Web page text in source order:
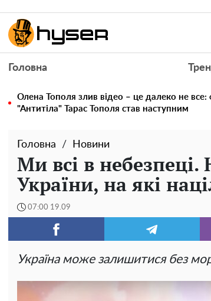
Головна
Олена Тополя злив відео – це далеко не
"Антитіла" Тарас Тополя став наступним
Головна Новини
Ми всі в небезпеці.
України, на які
07:00 19.09
Україна може залишитися без